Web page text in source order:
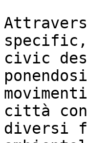
civic
città
diversi